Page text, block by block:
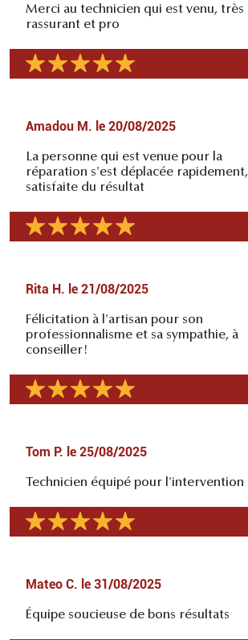
Merci au technicien qui est venu, très
rassurant et pro
Amadou M. le 20/08/2025
La personne qui est venue pour la
réparation s'est déplacée rapidement,
satisfaite du résultat
Rita H. le 21/08/2025
Félicitation à l'artisan pour son
professionnalisme et sa sympathie, à
conseiller!
Tom P. le 25/08/2025
Technicien équipé pour l'intervention
Mateo C. le 31/08/2025
Équipe soucieuse de bons résultats